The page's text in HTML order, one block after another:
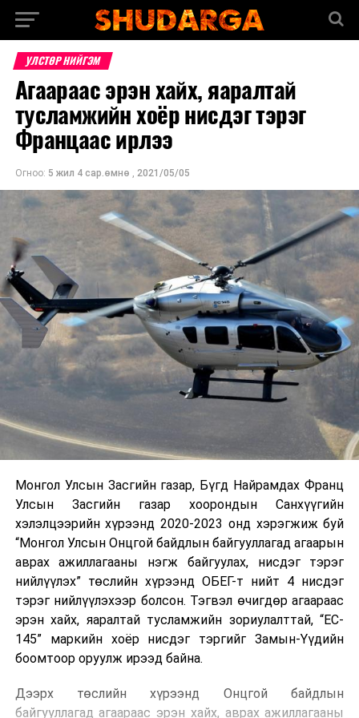
УЛСТӨР НИЙГЭМ
Агаараас эрэн хайх, яаралтай
тусламжийн хоёр нисдэг тэрэг
Францаас ирлээ
Огноо: 5 жил 4 сар.өмнө , 2021/05/05
Монгол Улсын Засгийн газар, Бүгд Найрамдах Франц
Улсын Засгийн газар хоорондын Санхүүгийн
хэлэлцээрийн хүрээнд 2020-2023 онд хэрэгжиж буй
“Монгол Улсын Онцгой байдлын байгууллагад агаарын
аврах ажиллагааны нэгж байгуулах, нисдэг тэрэг
нийлүүлэх” төслийн хүрээнд ОБЕГ-т нийт 4 нисдэг
тэрэг нийлүүлэхээр болсон. Тэгвэл өчигдөр агаараас
эрэн хайх, яаралтай тусламжийн зориулалттай, “EC-
145” маркийн хоёр нисдэг тэргийг Замын-Үүдийн
боомтоор оруулж ирээд байна.
Дээрх төслийн хүрээнд Онцгой байдлын
байгууллагад агаараас эрэн хайх, аврах ажиллагааны